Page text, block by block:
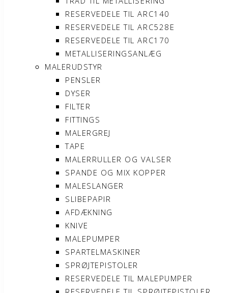
RESERVEDELE TIL ARC140
RESERVEDELE TIL ARC528E
RESERVEDELE TIL ARC170
METALLISERINGSANLÆG
MALERUDSTYR
PENSLER
DYSER
FILTER
FITTINGS
MALERGREJ
TAPE
MALERRULLER OG VALSER
SPANDE OG MIX KOPPER
MALESLANGER
SLIBEPAPIR
AFDÆKNING
KNIVE
MALEPUMPER
SPARTELMASKINER
SPRØJTEPISTOLER
RESERVEDELE TIL MALEPUMPER